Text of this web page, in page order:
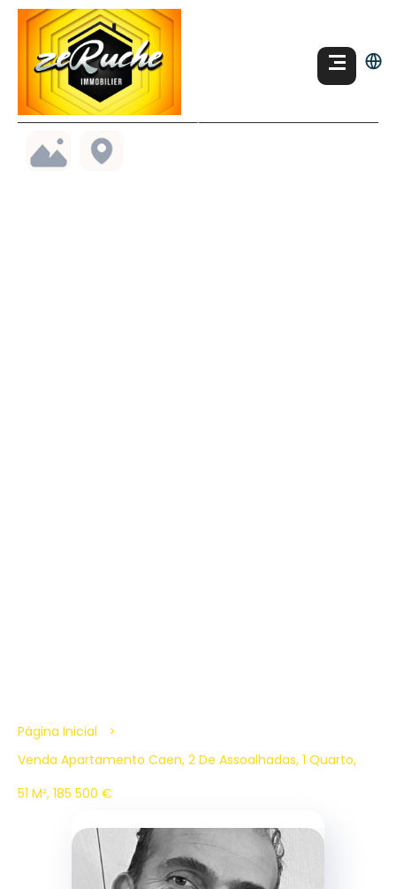
Página Inicial
Venda Apartamento Caen, 2 De Assoalhadas, 1 Quarto,
51 M², 185 500 €